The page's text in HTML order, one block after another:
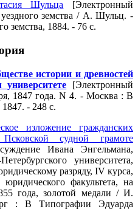
Шульца [Электронный
земства / А. Шульц. -
земства, 1884. - 76 с.
истории и древностей
[Электронный
1847 года. N 4. - Москва : В
- 248 с.
изложение гражданских
судной грамоте
Ивана Энгельмана,
университета,
разряду, IV курса,
факультета, на
года, золотой медали / И.
: В Типографии Эдуарда